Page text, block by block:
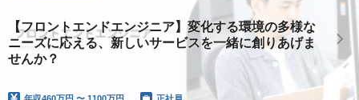
【フロントエンドエンジニア】変化する環境の多様な
ニーズに応える、新しいサービスを一緒に創りあげま
せんか？